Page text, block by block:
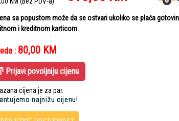
sa popustom može da se ostvari ukoliko se plaća
i kreditnom karticom.
: 80,00 KM
Prijavi povoljniju cijenu
cijena je za par.
najnižu cijenu!